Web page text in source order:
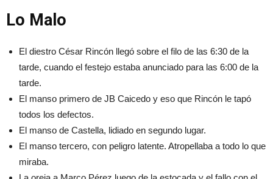
Lo Malo
El diestro César Rincón llegó sobre el filo de las 6:30 de la
tarde, cuando el festejo estaba anunciado para las 6:00 de la
tarde.
El manso primero de JB Caicedo y eso que Rincón le tapó
todos los defectos.
El manso de Castella, lidiado en segundo lugar.
El manso tercero, con peligro latente. Atropellaba a todo lo que
miraba.